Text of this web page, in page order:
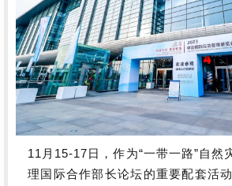
11月15-17日，作为“一带一路”自然
理国际合作部长论坛的重要配套活动